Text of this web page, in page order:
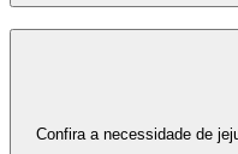
Confira a necessidade de